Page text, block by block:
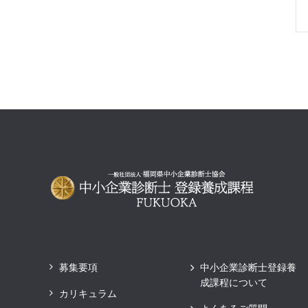
募集要項
カリキュラム
中小企業診断士登録養
成課程について